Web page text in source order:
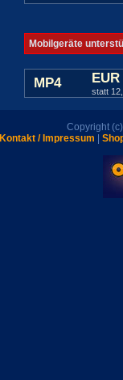
Mobilgeräte
MP4
statt
Copyright
Kontakt / Impressum